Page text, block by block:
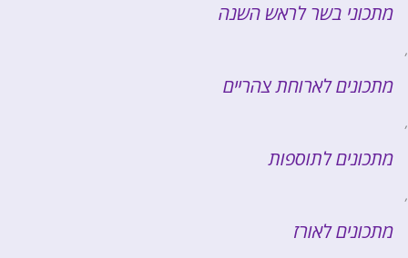
מתכוני בשר לראש השנה
,
מתכונים לארוחת צהריים
,
מתכונים לתוספות
,
מתכונים לאורז